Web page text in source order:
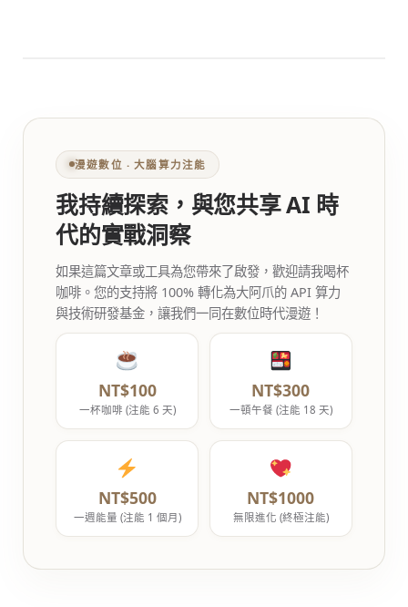
漫遊數位 ‧ 大腦算力注能
我持續探索，與您共享 AI 時
代的實戰洞察
如果這篇文章或工具為您帶來了啟發，歡迎請我喝杯
咖啡。您的支持將 100% 轉化為大阿爪的 API 算力
與技術研發基金，讓我們一同在數位時代漫遊！
NT$100
一杯咖啡 (注能 6 天)
NT$300
一頓午餐 (注能 18 天)
NT$500
一週能量 (注能 1 個月)
NT$1000
無限進化 (終極注能)